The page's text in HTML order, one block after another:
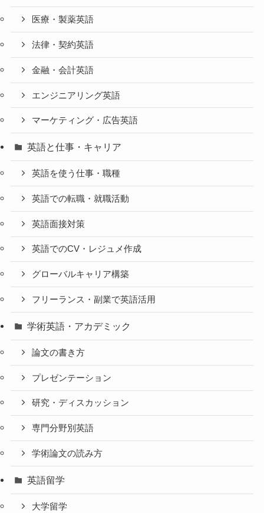
医療・製薬英語
法律・契約英語
金融・会計英語
エンジニアリング英語
マーケティング・広告英語
英語と仕事・キャリア
英語を使う仕事・職種
英語での転職・就職活動
英語面接対策
英語でのCV・レジュメ作成
グローバルキャリア構築
フリーランス・副業で英語活用
学術英語・アカデミック
論文の書き方
プレゼンテーション
研究・ディスカッション
専門分野別英語
学術論文の読み方
英語留学
大学留学